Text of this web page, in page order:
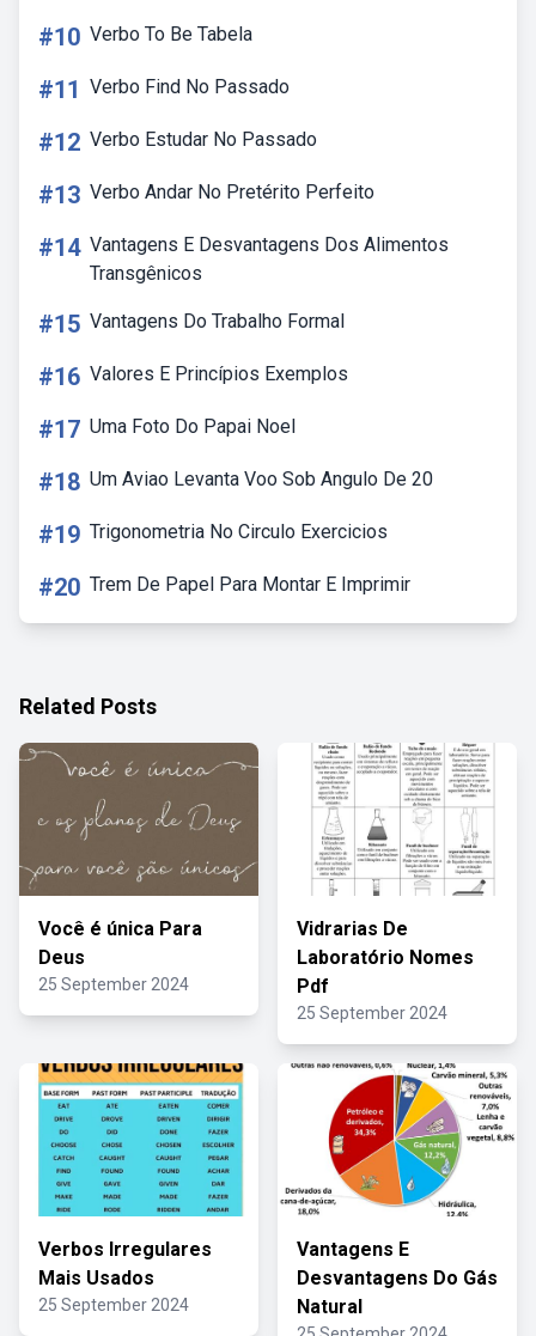
#10 Verbo To Be Tabela
#11 Verbo Find No Passado
#12 Verbo Estudar No Passado
#13 Verbo Andar No Pretérito Perfeito
#14 Vantagens E Desvantagens Dos Alimentos
Transgênicos
#15 Vantagens Do Trabalho Formal
#16 Valores E Princípios Exemplos
#17 Uma Foto Do Papai Noel
#18 Um Aviao Levanta Voo Sob Angulo De 20
#19 Trigonometria No Circulo Exercicios
#20 Trem De Papel Para Montar E Imprimir
Related Posts
Você é única Para
Deus
25 September 2024
Vidrarias De
Laboratório Nomes
Pdf
25 September 2024
Verbos Irregulares
Mais Usados
25 September 2024
Vantagens E
Desvantagens Do Gás
Natural